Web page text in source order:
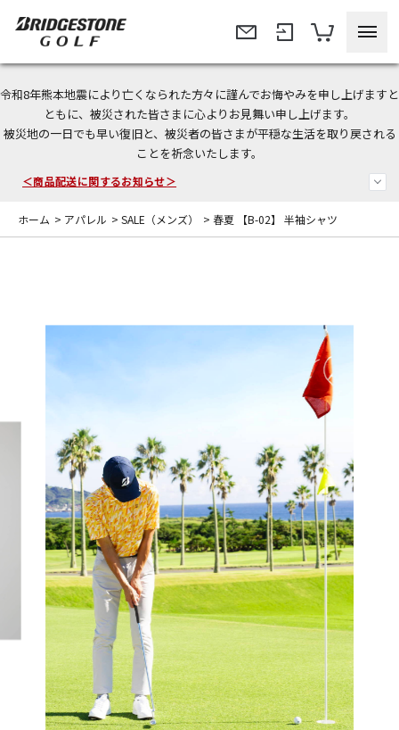
令和8年熊本地震により亡くなられた方々に謹んでお悔やみを申し上げますと
ともに、被災された皆さまに心よりお見舞い申し上げます。
被災地の一日でも早い復旧と、被災者の皆さまが平穏な生活を取り戻される
ことを祈念いたします。
今なら新規会員登録で1,000円OFFクーポンプレゼント！
＜商品配送に関するお知らせ＞
＜夏季休暇中のご注文・発送・お問い合わせ＞
ホーム > アパレル > SALE（メンズ） > 春夏 【B-02】 半袖シャツ